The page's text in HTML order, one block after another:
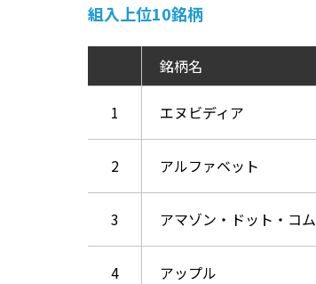
組入上位10銘柄
銘柄名
1 エヌビディア
2 アルファベット
3 アマゾン・ドット・コム
4 アップル